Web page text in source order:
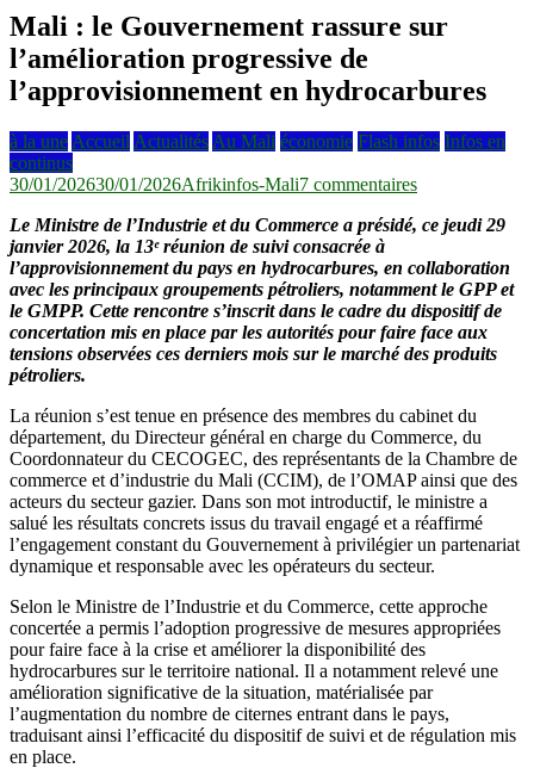
Mali : le Gouvernement rassure sur
l’amélioration progressive de
l’approvisionnement en hydrocarbures
à la une Accueil Actualités Au Mali économie Flash infos Infos en
continus
30/01/202630/01/2026Afrikinfos-Mali7 commentairessur
le
rassure
sur
l’amélioration
progressive
de
hydrocarbures
Le Ministre de l’Industrie et du Commerce a présidé, ce jeudi 29
janvier 2026, la 13ᵉ réunion de suivi consacrée à
l’approvisionnement du pays en hydrocarbures, en collaboration
avec les principaux groupements pétroliers, notamment le GPP et
le GMPP. Cette rencontre s’inscrit dans le cadre du dispositif de
concertation mis en place par les autorités pour faire face aux
tensions observées ces derniers mois sur le marché des produits
pétroliers.
La réunion s’est tenue en présence des membres du cabinet du
département, du Directeur général en charge du Commerce, du
Coordonnateur du CECOGEC, des représentants de la Chambre de
commerce et d’industrie du Mali (CCIM), de l’OMAP ainsi que des
acteurs du secteur gazier. Dans son mot introductif, le ministre a
salué les résultats concrets issus du travail engagé et a réaffirmé
l’engagement constant du Gouvernement à privilégier un partenariat
dynamique et responsable avec les opérateurs du secteur.
Selon le Ministre de l’Industrie et du Commerce, cette approche
concertée a permis l’adoption progressive de mesures appropriées
pour faire face à la crise et améliorer la disponibilité des
hydrocarbures sur le territoire national. Il a notamment relevé une
amélioration significative de la situation, matérialisée par
l’augmentation du nombre de citernes entrant dans le pays,
traduisant ainsi l’efficacité du dispositif de suivi et de régulation mis
en place.